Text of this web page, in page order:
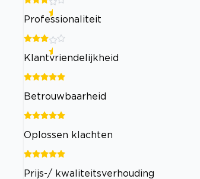
Professionaliteit
Klantvriendelijkheid
Betrouwbaarheid
Oplossen klachten
Prijs-/ kwaliteitsverhouding